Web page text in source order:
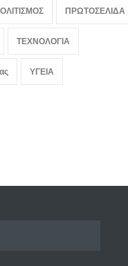
ΠΡΩΤΟΣΕΛΙΔΑ
ΤΕΧΝΟΛΟΓΙΑ
ΥΓΕΙΑ